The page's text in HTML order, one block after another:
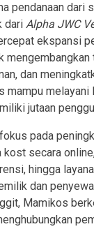
pendanaan dari
dari Alpha JWC
ekspansi
dan
mampu
jutaan
pada
kost secara
hingga
dan
Mamikos